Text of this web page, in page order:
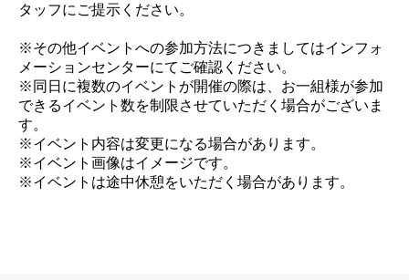
タッフにご提示ください。
※その他イベントへの参加方法につきましてはインフォ
メーションセンターにてご確認ください。
※同日に複数のイベントが開催の際は、お一組様が参加
できるイベント数を制限させていただく場合がございま
す。
※イベント内容は変更になる場合があります。
※イベント画像はイメージです。
※イベントは途中休憩をいただく場合があります。